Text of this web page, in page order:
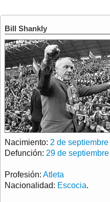
Bill Shankly
Nacimiento: 2 de septiembre
Defunción: 29 de septiembre
Profesión: Atleta
Nacionalidad: Escocia.